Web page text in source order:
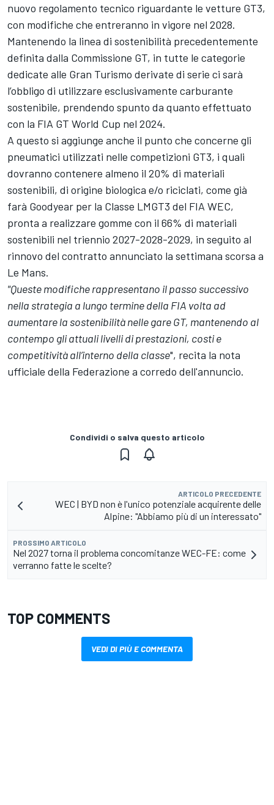
nuovo regolamento tecnico riguardante le vetture GT3,
con modifiche che entreranno in vigore nel 2028.
Mantenendo la linea di sostenibilità precedentemente
definita dalla Commissione GT, in tutte le categorie
dedicate alle Gran Turismo derivate di serie ci sarà
l’obbligo di utilizzare esclusivamente carburante
sostenibile, prendendo spunto da quanto effettuato
con la FIA GT World Cup nel 2024.
A questo si aggiunge anche il punto che concerne gli
pneumatici utilizzati nelle competizioni GT3, i quali
dovranno contenere almeno il 20% di materiali
sostenibili, di origine biologica e/o riciclati, come già
farà Goodyear per la Classe LMGT3 del FIA WEC,
pronta a realizzare gomme con il 66% di materiali
sostenibili nel triennio 2027-2028-2029, in seguito al
rinnovo del contratto annunciato la settimana scorsa a
Le Mans.
"Queste modifiche rappresentano il passo successivo
nella strategia a lungo termine della FIA volta ad
aumentare la sostenibilità nelle gare GT, mantenendo al
contempo gli attuali livelli di prestazioni, costi e
competitività all’interno della classe", recita la nota
ufficiale della Federazione a corredo dell'annuncio.
Condividi o salva questo articolo
ARTICOLO PRECEDENTE
WEC | BYD non è l'unico potenziale acquirente delle
Alpine: "Abbiamo più di un interessato"
PROSSIMO ARTICOLO
Nel 2027 torna il problema concomitanze WEC-FE: come
verranno fatte le scelte?
TOP COMMENTS
VEDI DI PIÙ E COMMENTA